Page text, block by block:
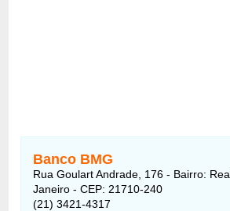
Banco BMG
Rua Goulart Andrade, 176 - Bairro:
Janeiro - CEP: 21710-240
(21) 3421-4317